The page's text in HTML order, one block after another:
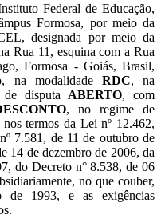
Federal de Educação,
Formosa, por meio da
designada por meio da
Rua 11, esquina com a Rua
Formosa - Goiás, Brasil,
na modalidade RDC, na
disputa ABERTO, com
, no regime de
nos termos da Lei nº 12.462,
7.581, de 11 de outubro de
14 de dezembro de 2006, da
do Decreto n° 8.538, de 06
no que couber,
1993, e as exigências